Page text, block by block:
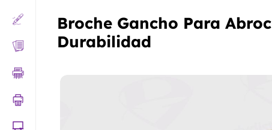
Broche Gancho Para
Durabilidad